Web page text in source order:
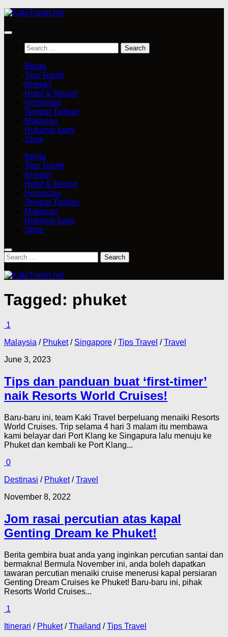
Skip
content
Search
for:
Berita
Tips Travel
Itinerari
Hotel & Resort
Homestay
Tempat Tarikan
Makanan
Hubungi kami
Store
Berita
Tips Travel
Itinerari
Hotel & Resort
Homestay
Tempat Tarikan
Makanan
Hubungi kami
Store
Search
for:
Tagged: phuket
1
Malaysia / Phuket/ Singapore /Tips Travel /Travel
June 3, 2023
Tips dan panduan buat ‘first-timer’
naik Resorts World Cruises!
Baru-baru ini, team Kaki Travel berpeluang menaiki Resorts
World Cruises. Trip selama 4 hari 3 malam itu membawa
kami belayar dari Port Klang ke Singapura lalu menuju ke
Phuket dan kembali ke Port Klang...
0
Destinasi / Phuket/Travel
November 8, 2022
Jom rasai percutian atas kapal
Genting Dream ke Phuket!
Berita gembira buat anda yang inginkan percutian santai dan
bermakna! Bermula November ini, anda boleh dapatkan
tawaran percutian menaiki cruise menerusi kapal persiaran
Genting Dream Cruises ke Phuket! Baru-baru ini, pihak
Resorts World Cruises...
1
Itinerari / Phuket/Thailand /Tips Travel